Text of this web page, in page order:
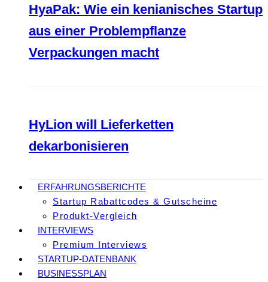
HyaPak: Wie ein kenianisches Startup
aus einer Problempflanze
Verpackungen macht
HyLion will Lieferketten
dekarbonisieren
ERFAHRUNGSBERICHTE
Startup Rabattcodes & Gutscheine
Produkt-Vergleich
INTERVIEWS
Premium Interviews
STARTUP-DATENBANK
BUSINESSPLAN